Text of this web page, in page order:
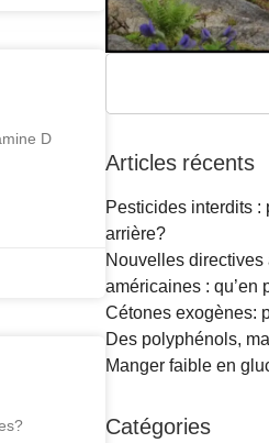
D
Articles récents
Pesticides interdits
arrière?
Nouvelles
américaines : qu’en
Cétones exogènes:
Des polyphénols,
Manger faible en
Catégories